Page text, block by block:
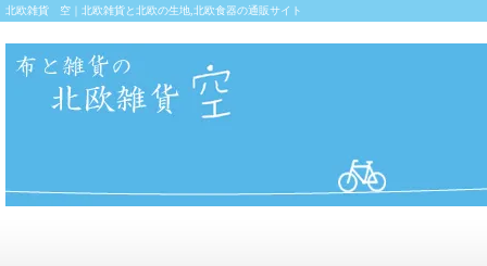
北欧雑貨 空｜北欧雑貨と北欧の生地,北欧食器の通販サイト